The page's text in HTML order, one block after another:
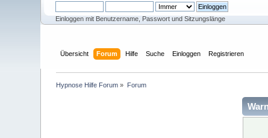
Einloggen mit Benutzername, Passwort und Sitzungslänge
Übersicht Forum Hilfe Suche Einloggen Registrieren
Hypnose Hilfe Forum » Forum